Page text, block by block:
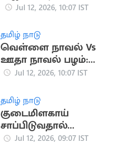
இல்லத்தை வாங்கும்
Jul 12, 2026, 10:07 IST
தமிழ் நாடு
வெள்ளை நாவல் Vs
ஊதா நாவல் பழம்:
சிறந்தது எது?
Jul 12, 2026, 10:07 IST
தமிழ் நாடு
குடைமிளகாய்
சாப்பிடுவதால்
கிடைக்கும்
Jul 12, 2026, 09:07 IST